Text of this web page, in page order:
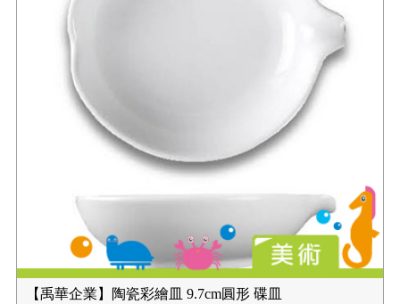
【禹華企業】陶瓷彩繪皿 9.7cm圓形 碟皿